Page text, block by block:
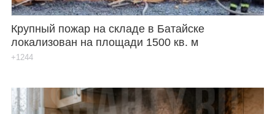
Крупный пожар на складе в Батайске
локализован на площади 1500 кв. м
+1244